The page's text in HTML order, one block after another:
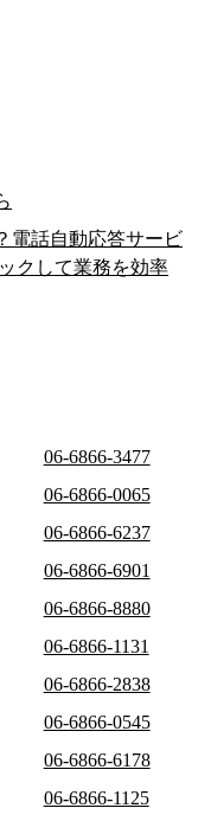
電話自動応答サービ
クして業務を効率
06-6866-3477
06-6866-0065
06-6866-6237
06-6866-6901
06-6866-8880
06-6866-1131
06-6866-2838
06-6866-0545
06-6866-6178
06-6866-1125